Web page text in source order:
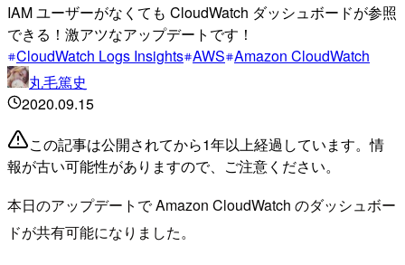
IAM ユーザーがなくても CloudWatch ダッシュボードが参照
できる！激アツなアップデートです！
CloudWatch Logs Insights AWS Amazon CloudWatch
丸毛篤史
2020.09.15
この記事は公開されてから1年以上経過しています。情
報が古い可能性がありますので、ご注意ください。
本日のアップデートで Amazon CloudWatch のダッシュボー
ドが共有可能になりました。